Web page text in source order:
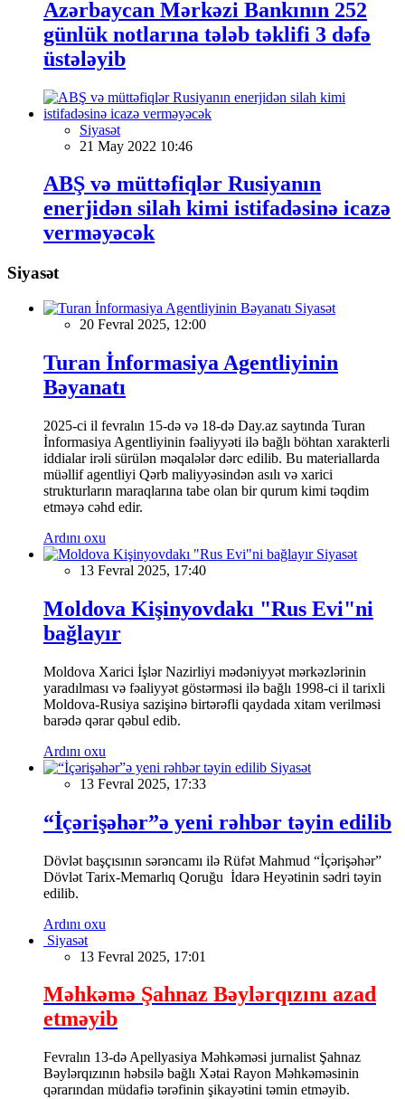
Azərbaycan Mərkəzi Bankının 252
günlük notlarına tələb təklifi 3 dəfə
üstələyib
Siyasət
21 May 2022 10:46
ABŞ və müttəfiqlər Rusiyanın
enerjidən silah kimi istifadəsinə icazə
verməyəcək
Siyasət
Siyasət
20 Fevral 2025, 12:00
Turan İnformasiya Agentliyinin
Bəyanatı
2025-ci il fevralın 15-də və 18-də Day.az saytında Turan
İnformasiya Agentliyinin fəaliyyəti ilə bağlı böhtan xarakterli
iddialar irəli sürülən məqalələr dərc edilib. Bu materiallarda
müəllif agentliyi Qərb maliyyəsindən asılı və xarici
strukturların maraqlarına tabe olan bir qurum kimi təqdim
etməyə cəhd edir.
Ardını oxu
Siyasət
13 Fevral 2025, 17:40
Moldova Kişinyovdakı "Rus Evi"ni
bağlayır
Moldova Xarici İşlər Nazirliyi mədəniyyət mərkəzlərinin
yaradılması və fəaliyyət göstərməsi ilə bağlı 1998-ci il tarixli
Moldova-Rusiya sazişinə birtərəfli qaydada xitam verilməsi
barədə qərar qəbul edib.
Ardını oxu
Siyasət
13 Fevral 2025, 17:33
“İçərişəhər”ə yeni rəhbər təyin edilib
Dövlət başçısının sərəncamı ilə Rüfət Mahmud “İçərişəhər”
Dövlət Tarix-Memarlıq Qoruğu İdarə Heyətinin sədri təyin
edilib.
Ardını oxu
Siyasət
13 Fevral 2025, 17:01
Məhkəmə Şahnaz Bəylərqızını azad
etməyib
Fevralın 13-də Apellyasiya Məhkəməsi jurnalist Şahnaz
Bəylərqızının həbsilə bağlı Xətai Rayon Məhkəməsinin
qərarından müdafiə tərəfinin şikayətini təmin etməyib.